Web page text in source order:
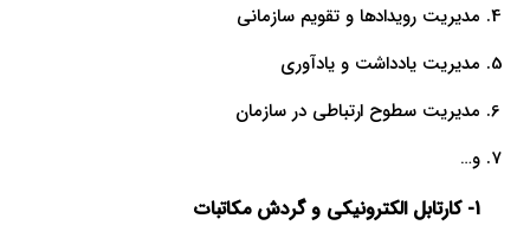
مدیریت رویدادها و تقویم سازمانی
مدیریت یادداشت و یادآوری
مدیریت سطوح ارتباطی در سازمان
و…
1- کارتابل الکترونیکی و گردش مکاتبات